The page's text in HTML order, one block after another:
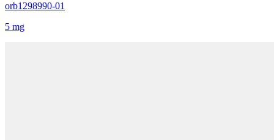
orb1298990-01
5 mg